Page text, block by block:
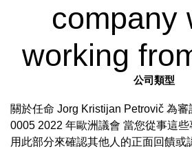
company
working
公司類型
關於任命 Jorg Kristijan Petrovič 為
0005 2022 年歐洲議會 當您從事這
用此部分來確認其他人的正面回饋或